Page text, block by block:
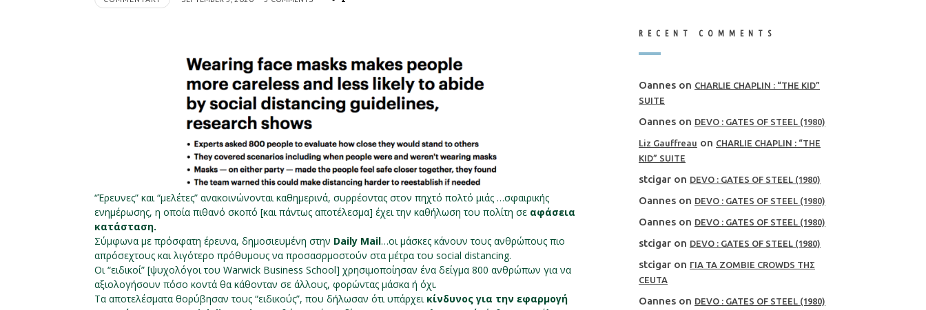
“Έρευνες” και “μελέτες” ανακοινώνονται καθημερινά, συρρέοντας στον πηχτό πολτό μιάς …σφαιρικής
ενημέρωσης, η οποία πιθανό σκοπό [και πάντως αποτέλεσμα] έχει την καθήλωση του πολίτη σε αφάσεια
κατάσταση.
Σύμφωνα με πρόσφατη έρευνα, δημοσιευμένη στην Daily Mail…οι μάσκες κάνουν τους ανθρώπους πιο
απρόσεχτους και λιγότερο πρόθυμους να προσασρμοστούν στα μέτρα του social distancing.
Οι “ειδικοί” [ψυχολόγοι του Warwick Business School] χρησιμοποίησαν ένα δείγμα 800 ανθρώπων για να
αξιολογήσουν πόσο κοντά θα κάθονταν σε άλλους, φορώντας μάσκα ή όχι.
Τα αποτελέσματα θορύβησαν τους “ειδικούς”, που δήλωσαν ότι υπάρχει κίνδυνος για την εφαρμογή
RECENT COMMENTS
Oannes on CHARLIE CHAPLIN : “THE KID”
SUITE
Oannes on DEVO : GATES OF STEEL (1980)
Liz Gauffreau on CHARLIE CHAPLIN : “THE
KID” SUITE
stcigar on DEVO : GATES OF STEEL (1980)
Oannes on DEVO : GATES OF STEEL (1980)
Oannes on DEVO : GATES OF STEEL (1980)
stcigar on DEVO : GATES OF STEEL (1980)
stcigar on ΓΙΑ ΤΑ ZOMBIE CROWDS ΤΗΣ
CEUTA
Oannes on DEVO : GATES OF STEEL (1980)